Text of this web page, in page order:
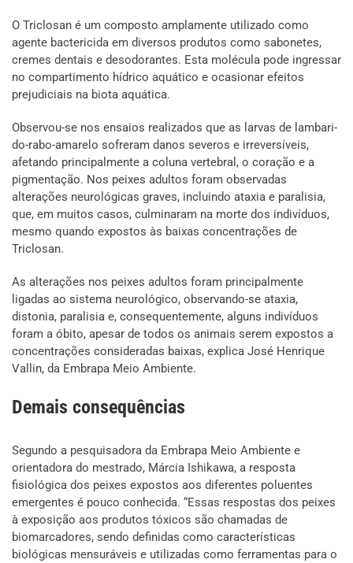
O Triclosan é um composto amplamente utilizado como
agente bactericida em diversos produtos como sabonetes,
cremes dentais e desodorantes. Esta molécula pode ingressar
no compartimento hídrico aquático e ocasionar efeitos
prejudiciais na biota aquática.
Observou-se nos ensaios realizados que as larvas de lambari-
do-rabo-amarelo sofreram danos severos e irreversíveis,
afetando principalmente a coluna vertebral, o coração e a
pigmentação. Nos peixes adultos foram observadas
alterações neurológicas graves, incluindo ataxia e paralisia,
que, em muitos casos, culminaram na morte dos indivíduos,
mesmo quando expostos às baixas concentrações de
Triclosan.
As alterações nos peixes adultos foram principalmente
ligadas ao sistema neurológico, observando-se ataxia,
distonia, paralisia e, consequentemente, alguns indivíduos
foram a óbito, apesar de todos os animais serem expostos a
concentrações consideradas baixas, explica José Henrique
Vallin, da Embrapa Meio Ambiente.
Demais consequências
Segundo a pesquisadora da Embrapa Meio Ambiente e
orientadora do mestrado, Márcia Ishikawa, a resposta
fisiológica dos peixes expostos aos diferentes poluentes
emergentes é pouco conhecida. “Essas respostas dos peixes
à exposição aos produtos tóxicos são chamadas de
biomarcadores, sendo definidas como características
biológicas mensuráveis e utilizadas como ferramentas para o